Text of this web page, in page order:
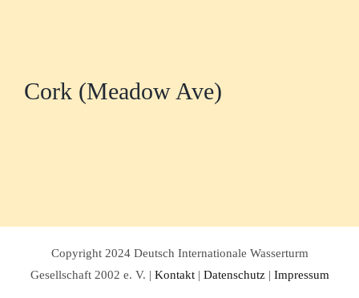
Cork (Meadow Ave)
Copyright 2024 Deutsch Internationale Wasserturm
Gesellschaft 2002 e. V. | Kontakt| Datenschutz| Impressum